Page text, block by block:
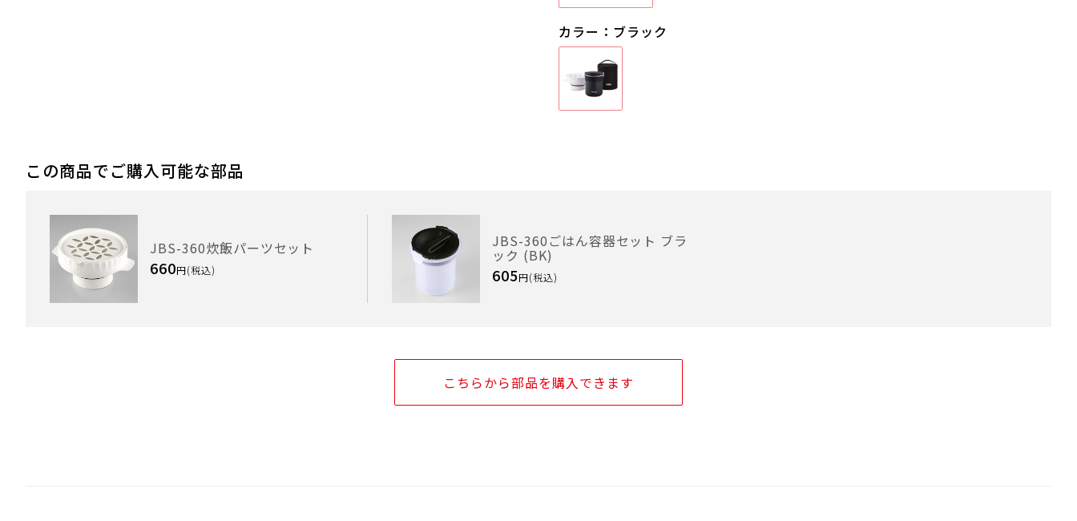
カラー：ブラック
この商品でご購入可能な部品
JBS-360炊飯パーツセット
660円(税込)
JBS-360ごはん容器セット ブラ
ック (BK)
605円(税込)
こちらから部品を購入できます